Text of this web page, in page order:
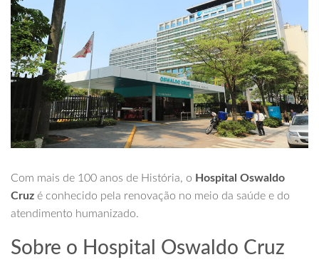
V
G
A
T
I
O
N
Com mais de 100 anos de História, o Hospital Oswaldo
Cruz é conhecido pela renovação no meio da saúde e do
atendimento humanizado.
Sobre o Hospital Oswaldo Cruz